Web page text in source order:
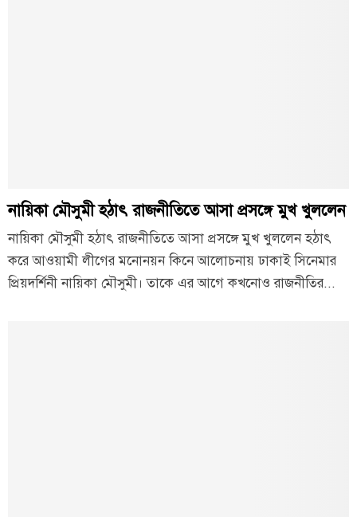
নায়িকা মৌসুমী হঠাৎ রাজনীতিতে আসা প্রসঙ্গে মুখ খুললেন
নায়িকা মৌসুমী হঠাৎ রাজনীতিতে আসা প্রসঙ্গে মুখ খুললেন হঠাৎ
করে আওয়ামী লীগের মনোনয়ন কিনে আলোচনায় ঢাকাই সিনেমার
প্রিয়দর্শিনী নায়িকা মৌসুমী। তাকে এর আগে কখনোও রাজনীতির...